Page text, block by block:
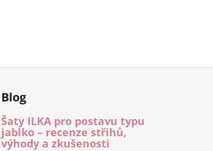
Blog
Šaty ILKA pro postavu typu
jablko – recenze střihů,
výhody a zkušenosti